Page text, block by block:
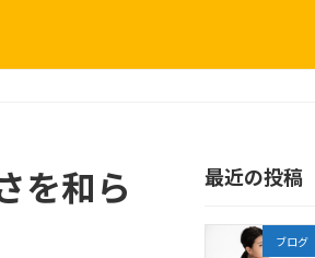
を和ら
最近の投稿
ブログ